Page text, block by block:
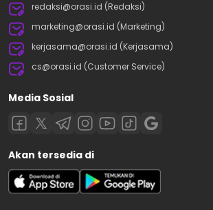
redaksi@orasi.id (Redaksi)
marketing@orasi.id (Marketing)
kerjasama@orasi.id (Kerjasama)
cs@orasi.id (Customer Service)
Media Sosial
Akan tersedia di